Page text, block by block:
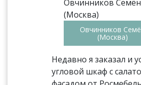
Овчинников
(Москва)
Недавно я заказал и
угловой шкаф с